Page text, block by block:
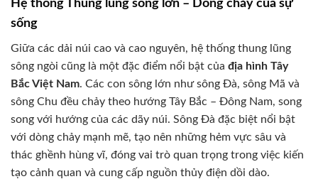
Hệ thống Thung lũng sông lớn – Dòng chảy của sự
sống
Giữa các dải núi cao và cao nguyên, hệ thống thung lũng
sông ngòi cũng là một đặc điểm nổi bật của địa hình Tây
Bắc Việt Nam. Các con sông lớn như sông Đà, sông Mã và
sông Chu đều chảy theo hướng Tây Bắc – Đông Nam, song
song với hướng của các dãy núi. Sông Đà đặc biệt nổi bật
với dòng chảy mạnh mẽ, tạo nên những hẻm vực sâu và
thác ghềnh hùng vĩ, đóng vai trò quan trọng trong việc kiến
tạo cảnh quan và cung cấp nguồn thủy điện dồi dào.